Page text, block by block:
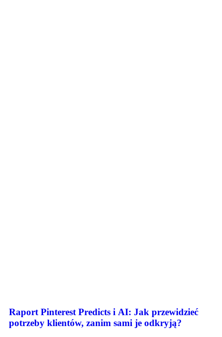
Raport Pinterest Predicts i AI: Jak przewidzieć
potrzeby klientów, zanim sami je odkryją?